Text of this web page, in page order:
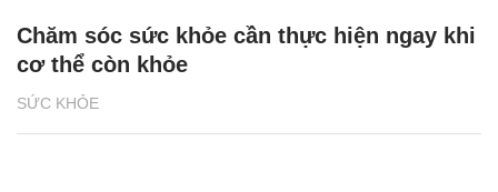
SỨC KHỎE
Chăm sóc sức khỏe cần thực hiện ngay khi
cơ thể còn khỏe